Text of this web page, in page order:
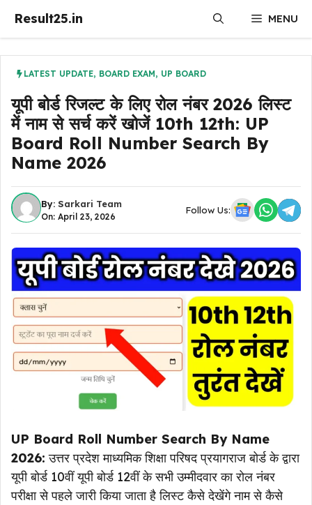
Result25.in MENU
LATEST UPDATE, BOARD EXAM, UP BOARD
यूपी बोर्ड रिजल्ट के लिए रोल नंबर 2026 लिस्ट
में नाम से सर्च करें खोजें 10th 12th: UP
Board Roll Number Search By
Name 2026
By: Sarkari Team
On: April 23, 2026
Follow Us:
UP Board Roll Number Search By Name
2026: उत्तर प्रदेश माध्यमिक शिक्षा परिषद प्रयागराज बोर्ड के द्वारा
यूपी बोर्ड 10वीं यूपी बोर्ड 12वीं के सभी उम्मीदवार का रोल नंबर
परीक्षा से पहले जारी किया जाता है लिस्ट कैसे देखेंगे नाम से कैसे